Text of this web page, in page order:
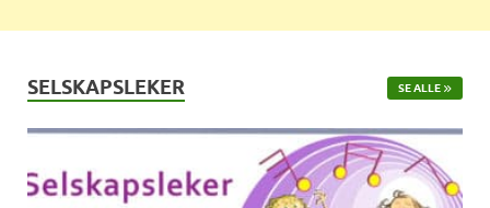
SELSKAPSLEKER SE ALLE